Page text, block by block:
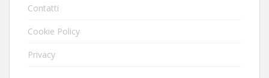
Contatti
Cookie Policy
Privacy